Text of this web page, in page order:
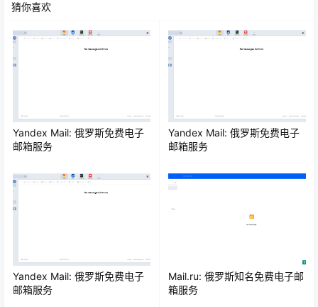
猜你喜欢
Yandex Mail: 俄罗斯免费电子
邮箱服务
Yandex Mail: 俄罗斯免费电子
邮箱服务
Yandex Mail: 俄罗斯免费电子
邮箱服务
Mail.ru: 俄罗斯知名免费电子邮
箱服务